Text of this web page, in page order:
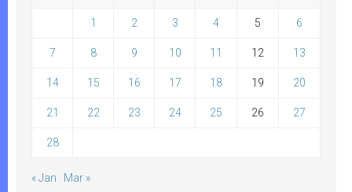
1 2 3 4 5 6
7 8 9 10 11 12 13
14 15 16 17 18 19 20
21 22 23 24 25 26 27
28
« Jan Mar »